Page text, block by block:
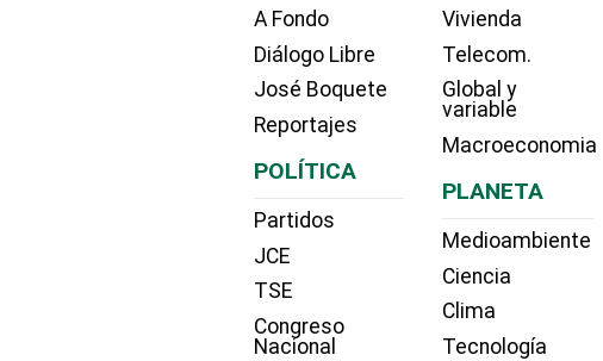
A Fondo
Diálogo Libre
José Boquete
Reportajes
POLÍTICA
Partidos
JCE
TSE
Congreso
Nacional
Vivienda
Telecom.
Global y
variable
Macroeconomia
PLANETA
Medioambiente
Ciencia
Clima
Tecnología